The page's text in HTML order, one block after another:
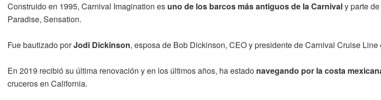
Construido en 1995, Carnival Imagination es uno de los barcos más antiguos de la Carnivaly parte
Paradise, Sensation.
Fue bautizado porJodi Dickinson, esposa de Bob Dickinson, CEO y presidente de Carnival Cruise Line
En 2019 recibió su última renovación y en los últimos años, ha estado navegando por la costa
cruceros en California.